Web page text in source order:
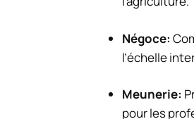
Négoce:
l’échelle
Meunerie:
pour les